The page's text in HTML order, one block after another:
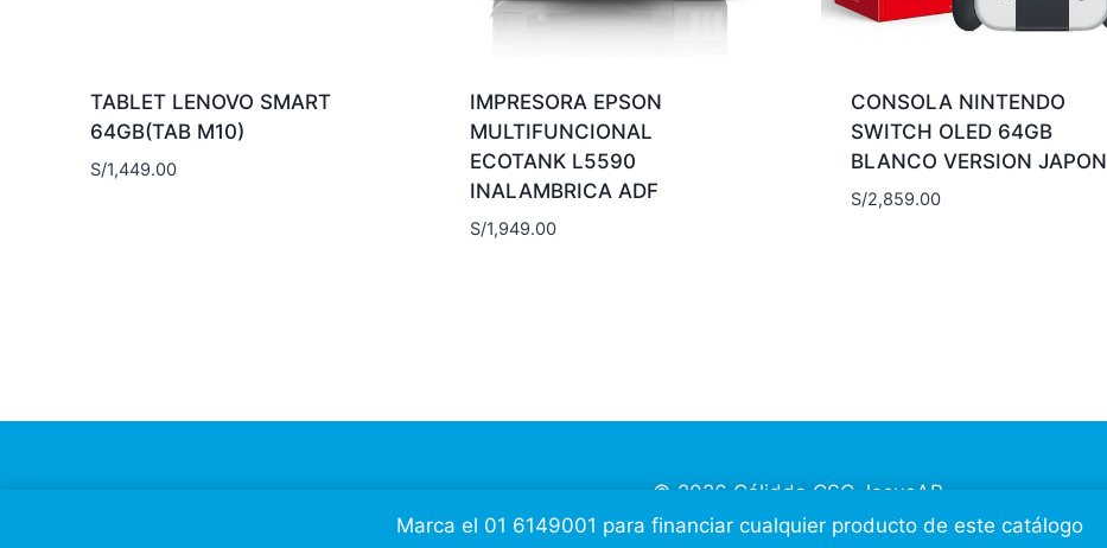
Marca el 01 6149001 para financiar cualquier producto de este catálogo
TABLET LENOVO SMART
64GB(TAB M10)
S/1,449.00
IMPRESORA EPSON
MULTIFUNCIONAL
ECOTANK L5590
INALAMBRICA ADF
S/1,949.00
CONSOLA NINTENDO
SWITCH OLED 64GB
BLANCO VERSION JAPON
S/2,859.00
© 2026 Cálidda CSC JesusAP